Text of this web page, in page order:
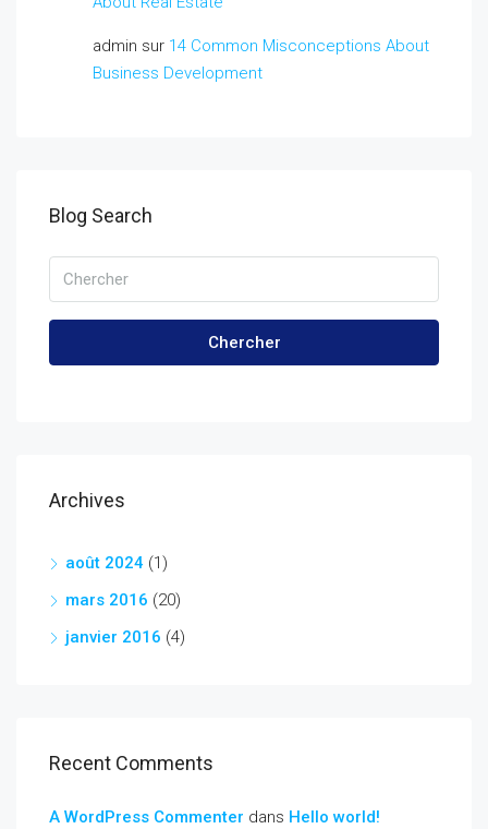
admin sur 14 Common Misconceptions About
Business Development
Blog Search
Chercher
Archives
août 2024 (1)
mars 2016 (20)
janvier 2016 (4)
Recent Comments
A WordPress Commenter dans Hello world!